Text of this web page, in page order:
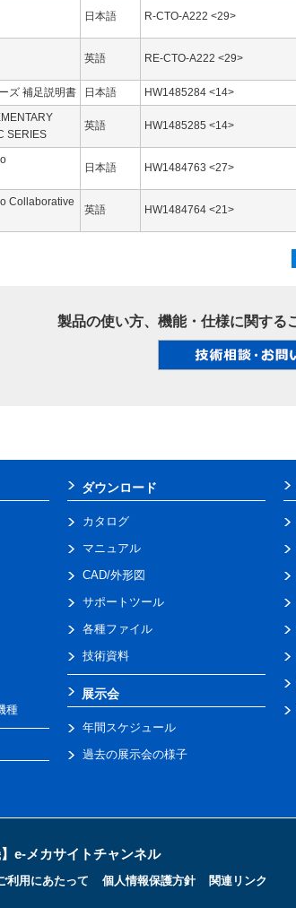
日本語 R-CTO-A222 <29>
英語 RE-CTO-A222 <29>
ズ 補足説明書 日本語 HW1485284 <14>
SERIES
英語 HW1485285 <14>
日本語 HW1484763 <27>
Collaborative
英語 HW1484764 <21>
製品の使い方、機能・仕様に関する
種
ダウンロード
カタログ
マニュアル
CAD/外形図
サポートツール
各種ファイル
技術資料
展示会
年間スケジュール
過去の展示会の様子
e-メカサイトチャンネル
利用にあたって 個人情報保護方針 関連リンク